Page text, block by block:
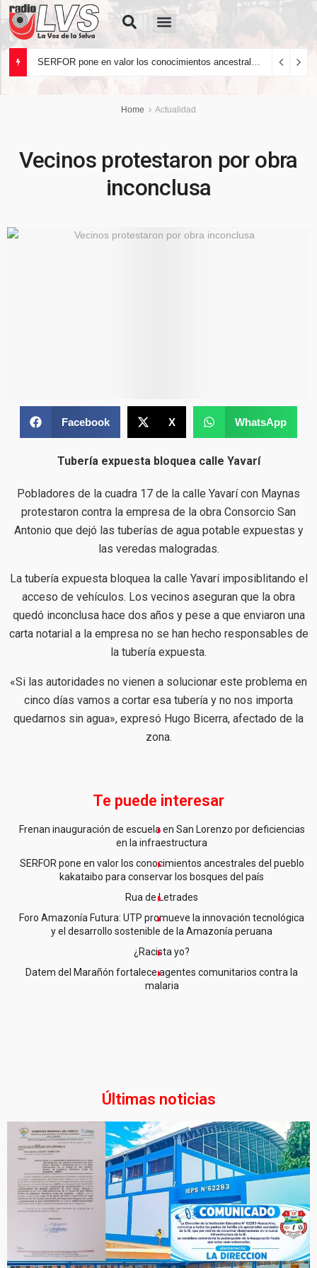
Home Actualidad
Vecinos protestaron por obra
inconclusa
Facebook X WhatsApp
Tubería expuesta bloquea calle Yavarí
Pobladores de la cuadra 17 de la calle Yavarí con Maynas
protestaron contra la empresa de la obra Consorcio San
Antonio que dejó las tuberías de agua potable expuestas y
las veredas malogradas.
La tubería expuesta bloquea la calle Yavarí imposiblitando el
acceso de vehículos. Los vecinos aseguran que la obra
quedó inconclusa hace dos años y pese a que enviaron una
carta notarial a la empresa no se han hecho responsables de
la tubería expuesta.
«Si las autoridades no vienen a solucionar este problema en
cinco días vamos a cortar esa tubería y no nos importa
quedarnos sin agua», expresó Hugo Bicerra, afectado de la
zona.
Te puede interesar
Frenan inauguración de escuela en San Lorenzo por deficiencias
en la infraestructura
SERFOR pone en valor los conocimientos ancestrales del pueblo
kakataibo para conservar los bosques del país
Rua de Letrades
Foro Amazonía Futura: UTP promueve la innovación tecnológica
y el desarrollo sostenible de la Amazonía peruana
¿Racista yo?
Datem del Marañón fortalece agentes comunitarios contra la
malaria
Últimas noticias